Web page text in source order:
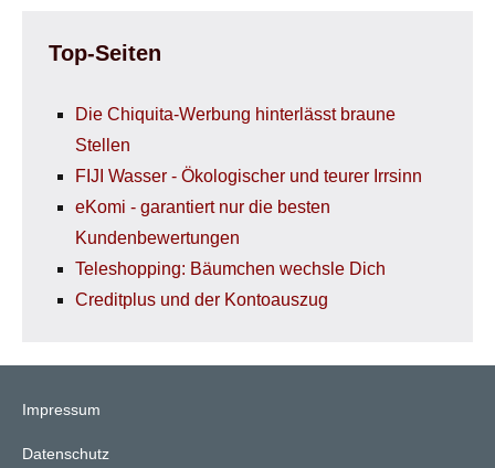
Top-Seiten
Die Chiquita-Werbung hinterlässt braune
Stellen
FIJI Wasser - Ökologischer und teurer Irrsinn
eKomi - garantiert nur die besten
Kundenbewertungen
Teleshopping: Bäumchen wechsle Dich
Creditplus und der Kontoauszug
Impressum
Datenschutz